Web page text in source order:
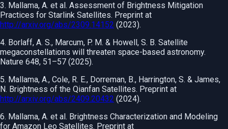
3. Mallama, A. et al. Assessment of Brightness Mitigation
Practices for Starlink Satellites. Preprint at
http://arxiv.org/abs/2309.14152 (2023).
4. Borlaff, A. S., Marcum, P. M. & Howell, S. B. Satellite
megaconstellations will threaten space-based astronomy.
Nature 648, 51–57 (2025).
5. Mallama, A., Cole, R. E., Dorreman, B., Harrington, S. & James,
N. Brightness of the Qianfan Satellites. Preprint at
http://arxiv.org/abs/2409.20432 (2024).
6. Mallama, A. et al. Brightness Characterization and Modeling
for Amazon Leo Satellites. Preprint at